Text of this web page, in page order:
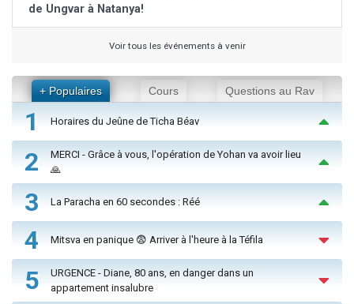
de Ungvar à Natanya!
Voir tous les événements à venir
+ Populaires Cours Questions au Rav
1 Horaires du Jeûne de Ticha Béav
2
MERCI - Grâce à vous, l'opération de Yohan va avoir lieu
🙏
3 La Paracha en 60 secondes : Réé
4 Mitsva en panique 😨 Arriver à l'heure à la Téfila
5
URGENCE - Diane, 80 ans, en danger dans un
appartement insalubre